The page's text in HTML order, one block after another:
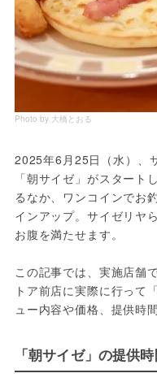
Photo by 大橋とおる
2025年6月25日（水）、
「朝サイゼ」がスタート
るなか、ワンコインでお
インアップ。サイゼリヤ
お腹を満たせます。
この記事では、実施店舗
トア前店に実際に行って
ュー内容や価格、提供時
「朝サイゼ」の提供